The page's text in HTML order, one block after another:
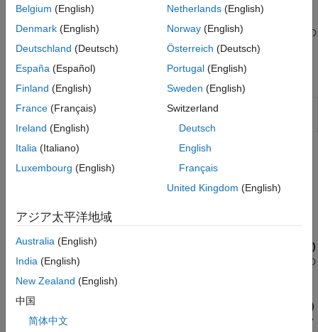
datetime 配列
duration 配列
timetable
列挙型
関数ハンドル
ディクショナリ
アルゴリズムの高速化または固定小数点の変換に使用する
MATLAB コードでクラスを使用するときは、使用に関する特定の
メモと制限に留意しなければなりません。
クラス
coder.ClassType 入力仕様に対して許容される
トピック
コード生成用に MATLAB コードでクラスを使用します。
コード生成のためのクラス プロパティの定義(MATLAB Coder)
MATLAB コード生成における System object
(MATLAB Coder)
MATLAB から生成されたコードで System object を使用する際の
特別な考慮事項。
ハンドル クラス デストラクターのコード生成
(MATLAB Coder)
コード生成用の MATLAB コードでのハンドル クラス デストラク
Belgium (English)
Denmark (English)
Deutschland (Deutsch)
España (Español)
Finland (English)
France (Français)
Ireland (English)
Italia (Italiano)
Luxembourg (English)
Netherlands(English)
Norway(English)
Österreich (Deutsch)
Portugal(English)
Sweden (English)
Switzerland
Deutsch
English
Français
United Kingdom (English)
アジア太平洋地域
Australia (English)
India (English)
New Zealand (English)
中国
简体中文